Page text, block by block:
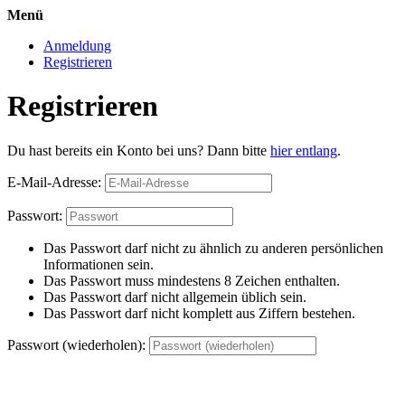
Menü
Anmeldung
Registrieren
Registrieren
Du hast bereits ein Konto bei uns? Dann bitte hier entlang.
E-Mail-Adresse:
Passwort:
Das Passwort darf nicht zu ähnlich zu anderen persönlichen
Informationen sein.
Das Passwort muss mindestens 8 Zeichen enthalten.
Das Passwort darf nicht allgemein üblich sein.
Das Passwort darf nicht komplett aus Ziffern bestehen.
Passwort (wiederholen):